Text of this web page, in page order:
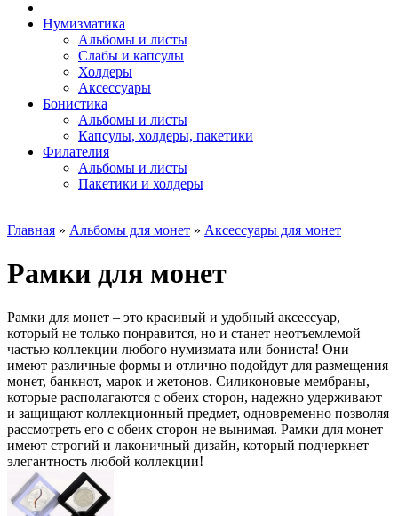
Нумизматика
Альбомы и листы
Слабы и капсулы
Холдеры
Аксессуары
Бонистика
Альбомы и листы
Капсулы, холдеры, пакетики
Филателия
Альбомы и листы
Пакетики и холдеры
Главная » Альбомы для монет » Аксессуары для монет
Рамки для монет
Рамки для монет – это красивый и удобный аксессуар,
который не только понравится, но и станет неотъемлемой
частью коллекции любого нумизмата или бониста! Они
имеют различные формы и отлично подойдут для размещения
монет, банкнот, марок и жетонов. Силиконовые мембраны,
которые располагаются с обеих сторон, надежно удерживают
и защищают коллекционный предмет, одновременно позволяя
рассмотреть его с обеих сторон не вынимая. Рамки для монет
имеют строгий и лаконичный дизайн, который подчеркнет
элегантность любой коллекции!